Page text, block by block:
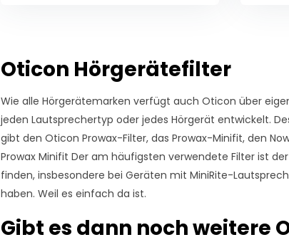
Oticon Hörgerätefilter
Wie alle Hörgerätemarken verfügt auch Oticon über
jeden Lautsprechertyp oder jedes Hörgerät entwickelt.
gibt den Oticon Prowax-Filter, das Prowax-Minifit, den
Prowax Minifit Der am häufigsten verwendete Filter ist
finden, insbesondere bei Geräten mit MiniRite-
haben. Weil es einfach da ist.
Gibt es dann noch weitere